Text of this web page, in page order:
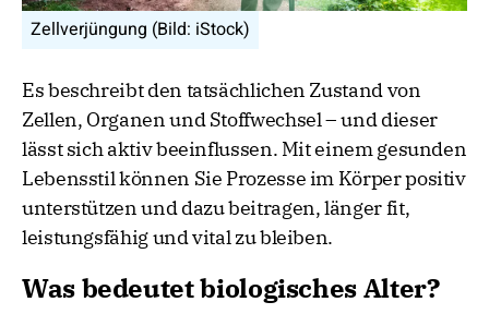
Zellverjüngung (Bild: iStock)
Es beschreibt den tatsächlichen Zustand von
Zellen, Organen und Stoffwechsel – und dieser
lässt sich aktiv beeinflussen. Mit einem gesunden
Lebensstil können Sie Prozesse im Körper positiv
unterstützen und dazu beitragen, länger fit,
leistungsfähig und vital zu bleiben.
Was bedeutet biologisches Alter?